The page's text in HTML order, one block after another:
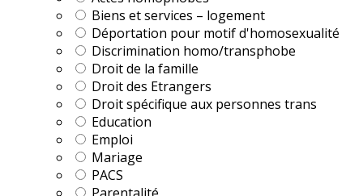
Biens et services – logement
Déportation pour motif d'homosexualité
Discrimination homo/transphobe
Droit de la famille
Droit des Etrangers
Droit spécifique aux personnes trans
Education
Emploi
Mariage
PACS